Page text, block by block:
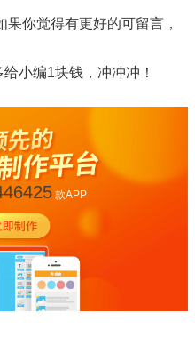
你觉得有更好的可留言，
小编1块钱，冲冲冲！
款APP